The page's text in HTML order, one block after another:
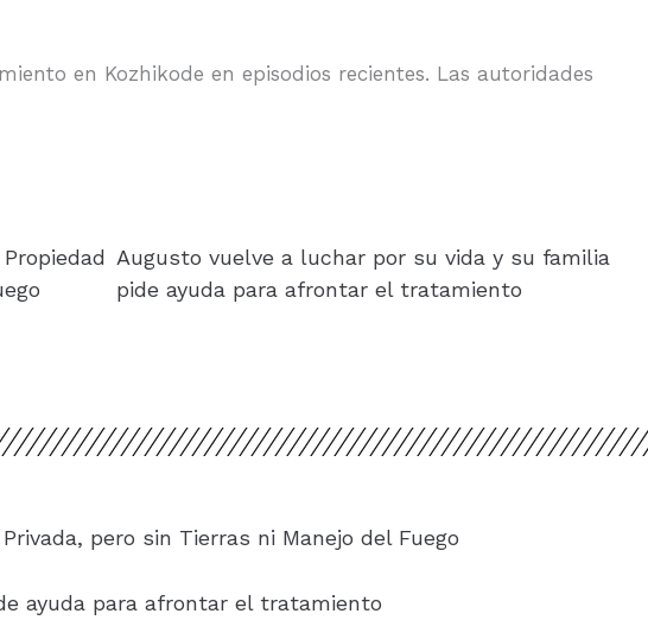
en Kozhikode en episodios recientes. Las autoridades
Augusto vuelve a luchar por su vida y su familia
pide ayuda para afrontar el tratamiento
pero sin Tierras ni Manejo del Fuego
ayuda para afrontar el tratamiento